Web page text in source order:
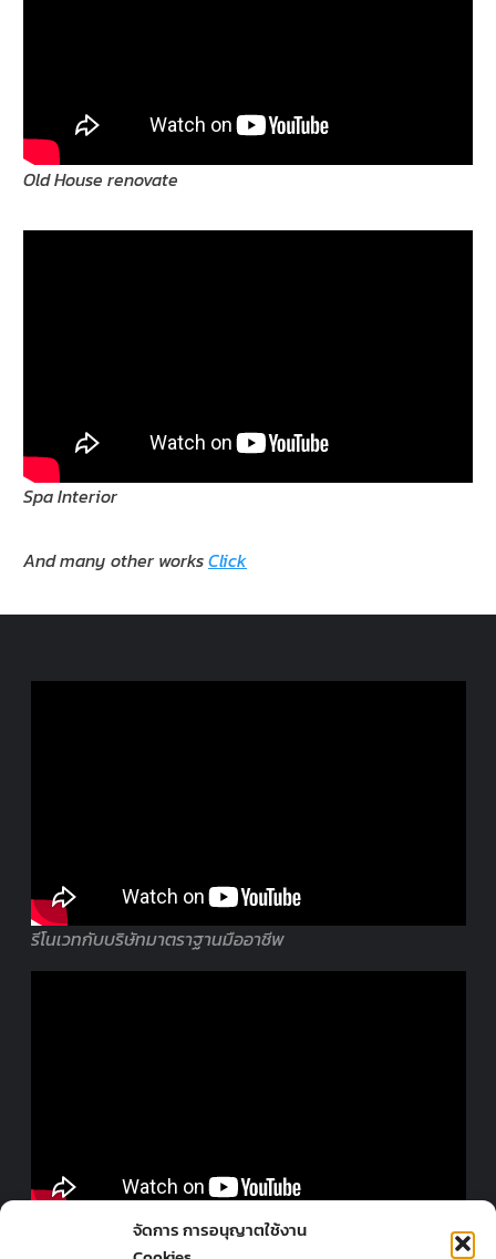
จัดการ การอนุญาตใช้งาน
Old House renovate
Spa Interior
And many other worksClick
รีโนเวทกับบริษัทมาตราฐานมืออาชีพ
ออกแบบร้านโดยมืออาชีพ